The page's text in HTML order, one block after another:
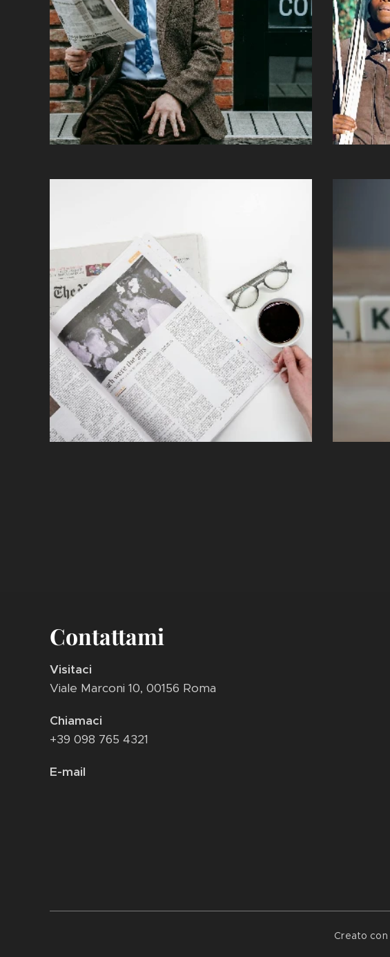
Contattami
Visitaci
Viale Marconi 10, 00156 Roma
Chiamaci
+39 098 765 4321
E-mail
Creato con